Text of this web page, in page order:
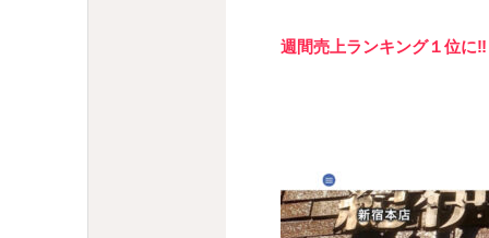
週間売上ランキング１位に‼️